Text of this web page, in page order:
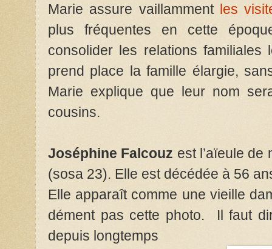
Marie assure vaillamment les
plus fréquentes en cette
consolider les relations familiales
prend place la famille élargie,
Marie explique que leur nom
cousins.
Joséphine Falcouz est l’aïeule de
(sosa 23). Elle est décédée à 56
Elle apparaît comme une vieille
dément pas cette photo. Il faut
depuis longtemps